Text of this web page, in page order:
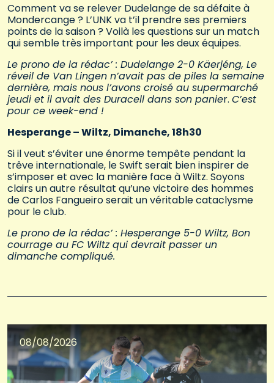
Comment va se relever Dudelange de sa défaite à
Mondercange ? L’UNK va t’il prendre ses premiers
points de la saison ? Voilà les questions sur un match
qui semble très important pour les deux équipes.
Le prono de la rédac’ : Dudelange 2-0 Käerjéng, Le
réveil de Van Lingen n’avait pas de piles la semaine
dernière, mais nous l’avons croisé au supermarché
jeudi et il avait des Duracell dans son panier. C’est
pour ce week-end !
Hesperange – Wiltz, Dimanche, 18h30
Si il veut s’éviter une énorme tempête pendant la
trêve internationale, le Swift serait bien inspirer de
s’imposer et avec la manière face à Wiltz. Soyons
clairs un autre résultat qu’une victoire des hommes
de Carlos Fangueiro serait un véritable cataclysme
pour le club.
Le prono de la rédac’ : Hesperange 5-0 Wiltz, Bon
courrage au FC Wiltz qui devrait passer un
dimanche compliqué.
08/08/2026